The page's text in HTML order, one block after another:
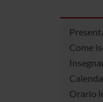
Come
Orario